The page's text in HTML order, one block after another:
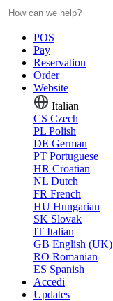
POS
Pay
Reservation
Order
Website
Italian
CS Czech
PL Polish
DE German
PT Portuguese
HR Croatian
NL Dutch
FR French
HU Hungarian
SK Slovak
IT Italian
GB English (UK)
RO Romanian
ES Spanish
Accedi
Updates